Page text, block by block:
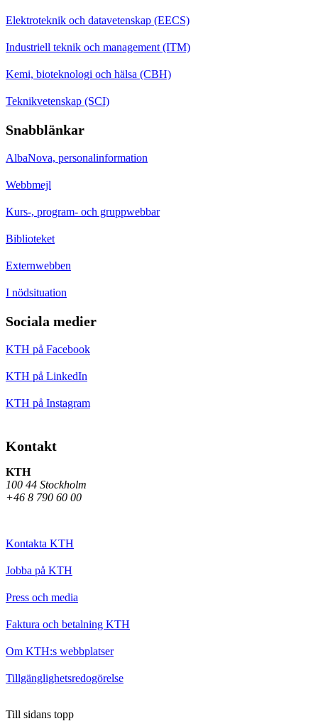
Elektroteknik och datavetenskap (EECS)
Industriell teknik och management (ITM)
Kemi, bioteknologi och hälsa (CBH)
Teknikvetenskap (SCI)
Snabblänkar
AlbaNova, personalinformation
Webbmejl
Kurs-, program- och gruppwebbar
Biblioteket
Externwebben
I nödsituation
Sociala medier
KTH på Facebook
KTH på LinkedIn
KTH på Instagram
Kontakt
KTH
100 44 Stockholm
+46 8 790 60 00
Kontakta KTH
Jobba på KTH
Press och media
Faktura och betalning KTH
Om KTH:s webbplatser
Tillgänglighetsredogörelse
Till sidans topp